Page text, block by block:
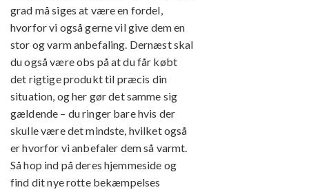
grad må siges at være en fordel,
hvorfor vi også gerne vil give dem en
stor og varm anbefaling. Dernæst skal
du også være obs på at du får købt
det rigtige produkt til præcis din
situation, og her gør det samme sig
gældende – du ringer bare hvis der
skulle være det mindste, hvilket også
er hvorfor vi anbefaler dem så varmt.
Så hop ind på deres hjemmeside og
find dit nye rotte bekæmpelses